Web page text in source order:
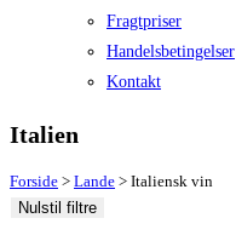
Fragtpriser
Handelsbetingelser
Kontakt
Italien
Forside > Lande > Italiensk vin
Nulstil filtre